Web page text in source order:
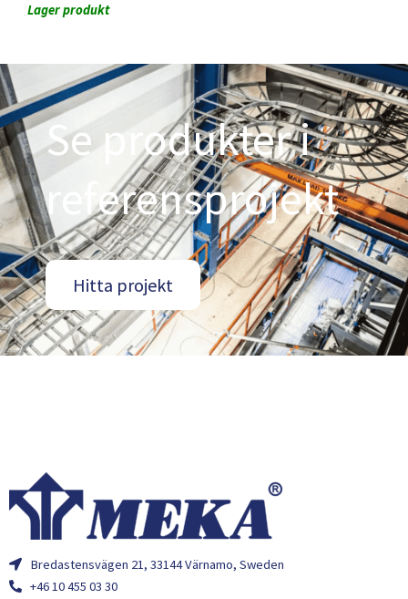
Lager produkt
Se produkter i
referensprojekt
Hitta projekt
Bredastensvägen 21, 33144 Värnamo, Sweden
+46 10 455 03 30